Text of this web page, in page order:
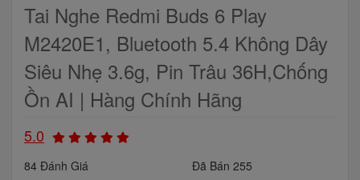
Tai Nghe Redmi Buds 6 Play
M2420E1, Bluetooth 5.4 Không Dây
Siêu Nhẹ 3.6g, Pin Trâu 36H,Chống
Ồn AI | Hàng Chính Hãng
5.0
84 Đánh Giá
Đã Bán 255